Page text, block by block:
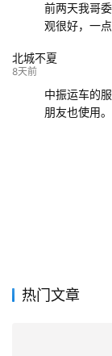
前两天我哥
观很好，一
北城不夏
8天前
中振运车的
朋友也使用。
热门文章